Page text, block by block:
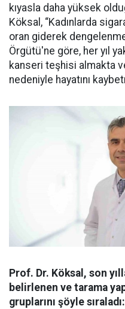
kıyasla daha yüksek
Köksal, “Kadınlarda
oran giderek
Örgütü'ne göre, her yıl
kanseri teşhisi almakta
nedeniyle hayatını
Prof. Dr. Köksal, son
belirlenen ve tarama
gruplarını şöyle sıraladı: